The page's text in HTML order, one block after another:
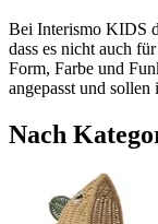
Bei Interismo KIDS
dass es nicht auch
Form, Farbe und
angepasst und
Nach